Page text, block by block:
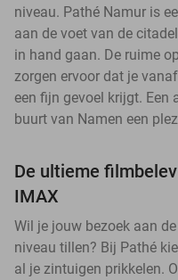
niveau. Pathé Namur is
aan de voet van de
in hand gaan. De ruime
zorgen ervoor dat je
een fijn gevoel krijgt. Een
buurt van Namen een
De ultieme
IMAX
Wil je jouw bezoek aan
niveau tillen? Bij Pathé
al je zintuigen prikkelen.